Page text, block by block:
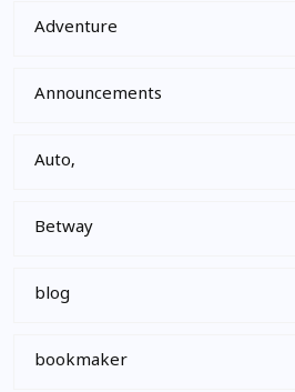
Adventure
Announcements
Auto,
Betway
blog
bookmaker